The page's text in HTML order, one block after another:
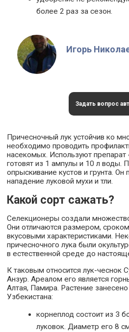
более 2 раз за сезон.
Игорь
Задать вопрос
Причесночный лук устойчив ко
необходимо проводить
насекомых. Используют препарат
готовят из 1 ампулы и 10 л воды.
опрыскивание кустов и грунта.
нападение луковой мухи и тли.
Какой сорт сажать?
Селекционеры создали
Они отличаются размером,
вкусовыми характеристиками.
причесночного лука были
в естественной среде до
К таковым относится лук-чеснок
Анзур. Ареалом его является
Алтая, Памира. Растение
Узбекистана:
корнеплод состоит из 3
луковок. Диаметр его 8